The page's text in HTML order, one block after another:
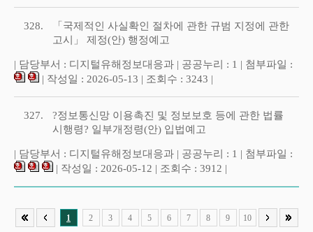
328.
「국제적인 사실확인 절차에 관한 규범 지정에 관한
고시」 제정(안) 행정예고
| 담당부서 : 디지털유해정보대응과 | 공공누리 : 1 | 첨부파일 :
| 작성일 : 2026-05-13 | 조회수 : 3243 |
327.
?정보통신망 이용촉진 및 정보보호 등에 관한 법률
시행령? 일부개정령(안) 입법예고
| 담당부서 : 디지털유해정보대응과 | 공공누리 : 1 | 첨부파일 :
| 작성일 : 2026-05-12 | 조회수 : 3912 |
1 2 3 4 5 6 7 8 9 10